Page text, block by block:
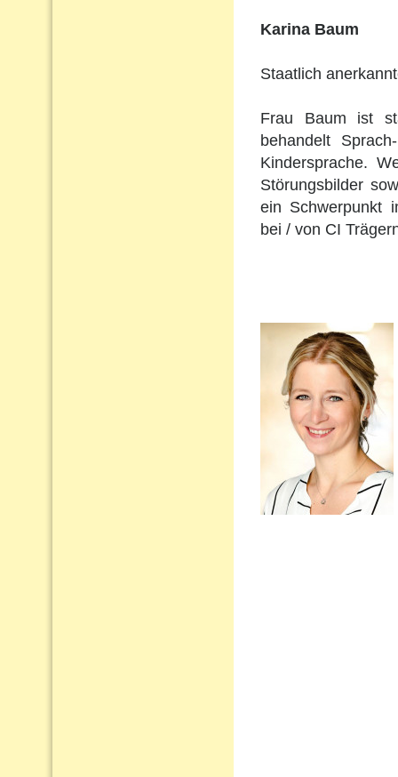
Karina Baum
Staatlich
Frau Baum ist
behandelt
Kindersprache.
Störungsbilder
ein Schwerpunkt
bei / von CI